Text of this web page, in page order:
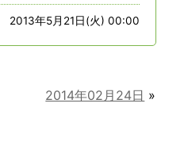
2013年5月21日(火) 00:00
2014年02月24日 »